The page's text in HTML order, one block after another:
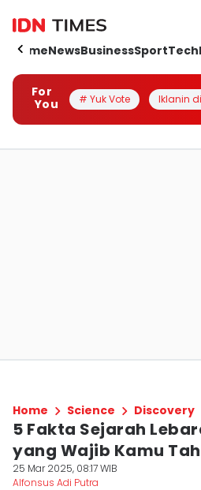
HomeNewsBusinessSportTech
For
You
# Yuk Vote Iklanin di
Home Science Discovery
5 Fakta Sejarah
yang Wajib Kamu
25 Mar 2025, 08:17 WIB
Alfonsus Adi Putra